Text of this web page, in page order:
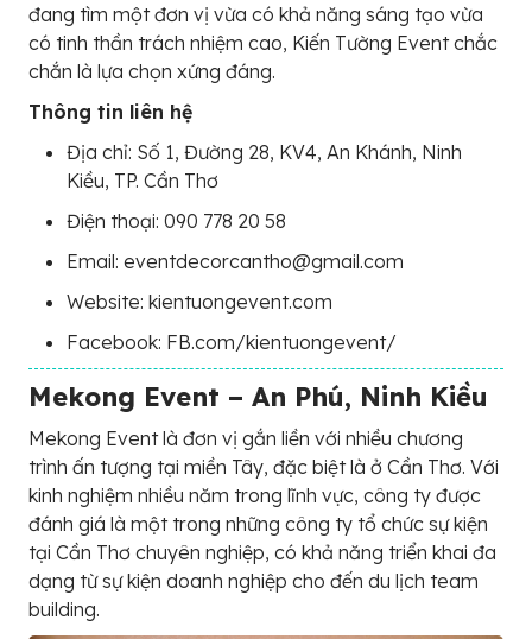
đang tìm một đơn vị vừa có khả năng sáng tạo vừa
có tinh thần trách nhiệm cao, Kiến Tường Event chắc
chắn là lựa chọn xứng đáng.
Thông tin liên hệ
Địa chỉ: Số 1, Đường 28, KV4, An Khánh, Ninh
Kiều, TP. Cần Thơ
Điện thoại: 090 778 20 58
Email: eventdecorcantho@gmail.com
Website: kientuongevent.com
Facebook: FB.com/kientuongevent/
Mekong Event – An Phú, Ninh Kiều
Mekong Event là đơn vị gắn liền với nhiều chương
trình ấn tượng tại miền Tây, đặc biệt là ở Cần Thơ. Với
kinh nghiệm nhiều năm trong lĩnh vực, công ty được
đánh giá là một trong những công ty tổ chức sự kiện
tại Cần Thơ chuyên nghiệp, có khả năng triển khai đa
dạng từ sự kiện doanh nghiệp cho đến du lịch team
building.